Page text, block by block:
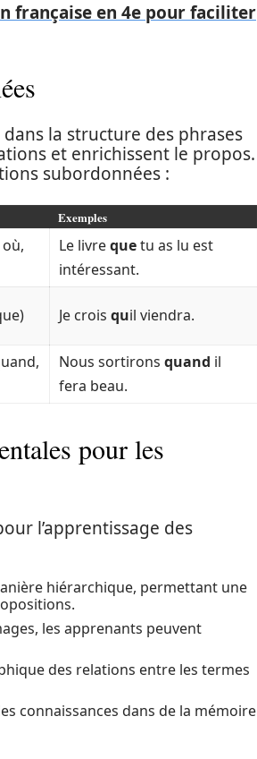
française en 4e pour faciliter
la structure des phrases
et enrichissent le propos.
subordonnées :
Exemples
Le livrequetu as lu est
intéressant.
Je crois quil viendra.
Nous sortirons quand il
fera beau.
pour les
l’apprentissage des
hiérarchique, permettant une
les apprenants peuvent
des relations entre les termes
connaissances dans de la mémoire